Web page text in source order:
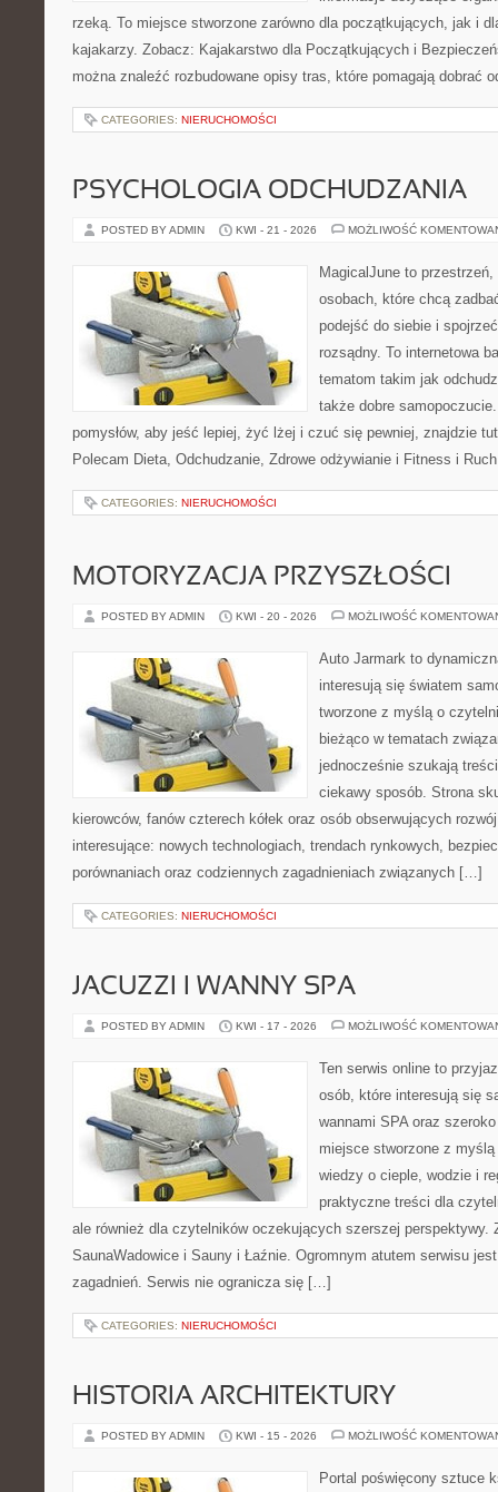
rzeką. To miejsce stworzone zarówno dla początkujących, jak i
kajakarzy. Zobacz: Kajakarstwo dla Początkujących i
można znaleźć rozbudowane opisy tras, które pomagają dobrać
CATEGORIES: NIERUCHOMOŚCI
PSYCHOLOGIA ODCHUDZANIA
POSTED BY ADMIN KWI - 21 - 2026 MOŻLIWOŚĆ
MagicalJune to
osobach, które chcą
podejść do siebie i
rozsądny. To internetowa
tematom takim jak
także dobre
pomysłów, aby jeść lepiej, żyć lżej i czuć się pewniej, znajdzie
Polecam Dieta, Odchudzanie, Zdrowe odżywianie i Fitness i
CATEGORIES: NIERUCHOMOŚCI
MOTORYZACJA PRZYSZŁOŚCI
POSTED BY ADMIN KWI - 20 - 2026 MOŻLIWOŚĆ
Auto Jarmark to
interesują się światem
tworzone z myślą o
bieżąco w tematach
jednocześnie szukają
ciekawy sposób. Strona
kierowców, fanów czterech kółek oraz osób obserwujących
interesujące: nowych technologiach, trendach rynkowych,
porównaniach oraz codziennych zagadnieniach związanych […]
CATEGORIES: NIERUCHOMOŚCI
JACUZZI I WANNY SPA
POSTED BY ADMIN KWI - 17 - 2026 MOŻLIWOŚĆ
Ten serwis online to
osób, które interesują się
wannami SPA oraz
miejsce stworzone z
wiedzy o cieple, wodzie i
praktyczne treści dla
ale również dla czytelników oczekujących szerszej perspektywy.
SaunaWadowice i Sauny i Łaźnie. Ogromnym atutem serwisu
zagadnień. Serwis nie ogranicza się […]
CATEGORIES: NIERUCHOMOŚCI
HISTORIA ARCHITEKTURY
POSTED BY ADMIN KWI - 15 - 2026 MOŻLIWOŚĆ
Portal poświęcony sztuce